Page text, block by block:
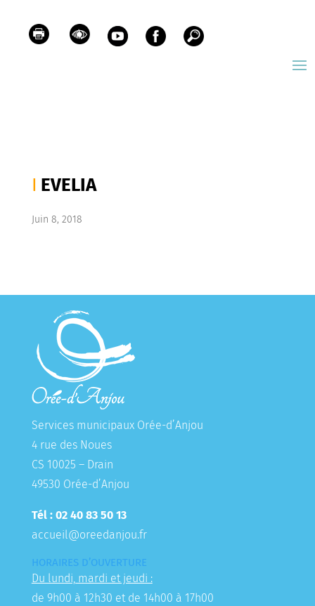
EVELIA
Juin 8, 2018
Services municipaux Orée-d’Anjou
4 rue des Noues
CS 10025 – Drain
49530 Orée-d’Anjou
Tél : 02 40 83 50 13
accueil@oreedanjou.fr
HORAIRES D’OUVERTURE
Du lundi, mardi et jeudi :
de 9h00 à 12h30 et de 14h00 à 17h00